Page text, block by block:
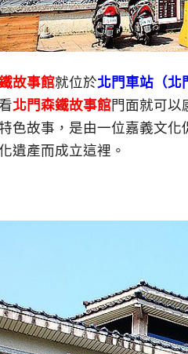
故事館就位於北門車站（北
北門森鐵故事館門面就可以
色故事，是由一位嘉義文
遺產而成立這裡。